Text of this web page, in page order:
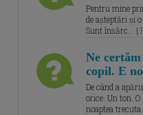
Pentru mine
de așteptări și
Sunt însărc... |
Ne
copil. E
De când a
orice. Un ton.
noaptea